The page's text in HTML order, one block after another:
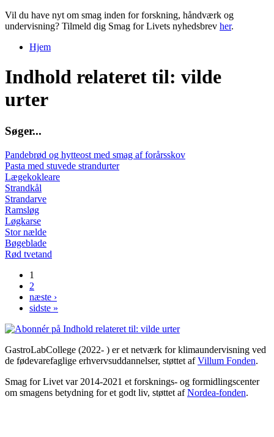
Vil du have nyt om smag inden for forskning, håndværk og
undervisning? Tilmeld dig Smag for Livets nyhedsbrev her.
Hjem
Indhold relateret til: vilde
urter
Søger...
Pandebrød og hytteost med smag af forårsskov
Pasta med stuvede strandurter
Lægekokleare
Strandkål
Strandarve
Ramsløg
Løgkarse
Stor nælde
Bøgeblade
Rød tvetand
Sider
1
2
næste ›
sidste »
GastroLabCollege (2022- ) er et netværk for klimaundervisning ved
de fødevarefaglige erhvervsuddannelser, støttet afVillum Fonden.
Smag for Livet var 2014-2021 et forsknings- og formidlingscenter
om smagens betydning for et godt liv, støttet afNordea-fonden.